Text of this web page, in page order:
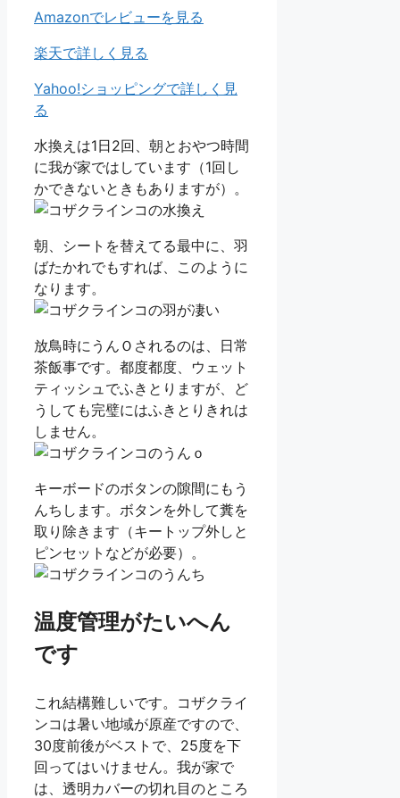
Amazonでレビューを見る
楽天で詳しく見る
Yahoo!ショッピングで詳しく見
る
水換えは1日2回、朝とおやつ時間
に我が家ではしています（1回し
かできないときもありますが）。
朝、シートを替えてる最中に、羽
ばたかれでもすれば、このように
なります。
放鳥時にうんＯされるのは、日常
茶飯事です。都度都度、ウェット
ティッシュでふきとりますが、ど
うしても完璧にはふきとりきれは
しません。
キーボードのボタンの隙間にもう
んちします。ボタンを外して糞を
取り除きます（キートップ外しと
ピンセットなどが必要）。
温度管理がたいへん
です
これ結構難しいです。コザクライ
ンコは暑い地域が原産ですので、
30度前後がベストで、25度を下
回ってはいけません。我が家で
は、透明カバーの切れ目のところ